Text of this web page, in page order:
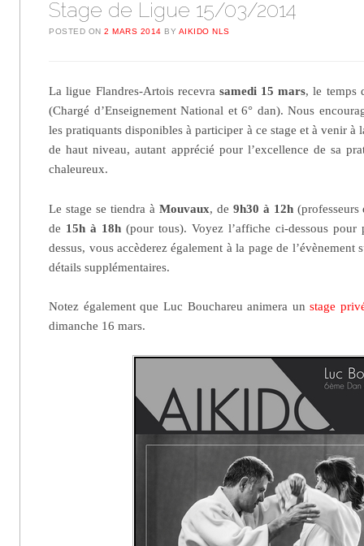
Stage de Ligue 15/03/2014
POSTED ON2 MARS 2014 BY AIKIDO NLS
La ligue Flandres-Artois recevra samedi 15 mars, le temps
(Chargé d’Enseignement National et 6° dan). Nous
les pratiquants disponibles à participer à ce stage et à venir à
de haut niveau, autant apprécié pour l’excellence de sa
chaleureux.
Le stage se tiendra à Mouvaux, de 9h30 à 12h(professeurs
de 15h à 18h (pour tous). Voyez l’affiche ci-dessous
dessus, vous accèderez également à la page de l’évènement
détails supplémentaires.
Notez également que Luc Bouchareu animera unstage
dimanche 16 mars.